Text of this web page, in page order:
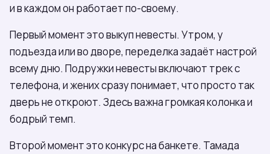
и в каждом он работает по-своему.
Первый момент это выкуп невесты. Утром, у
подъезда или во дворе, переделка задаёт настрой
всему дню. Подружки невесты включают трек с
телефона, и жених сразу понимает, что просто так
дверь не откроют. Здесь важна громкая колонка и
бодрый темп.
Второй момент это конкурс на банкете. Тамада